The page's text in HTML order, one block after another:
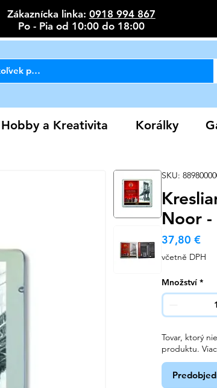
Zákaznícka linka: 0918 994 867
Po - Pia od 10:00 do 18:00
Hobby a Kreativita Korálky
SKU:
Noor -
37,80 €
včetně DPH
Množství *
Tovar, ktorý
produktu.